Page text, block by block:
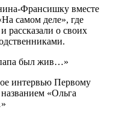
Франсишку вместе
самом деле», где
рассказали о своих
был жив…»
интервью Первому
«Ольга